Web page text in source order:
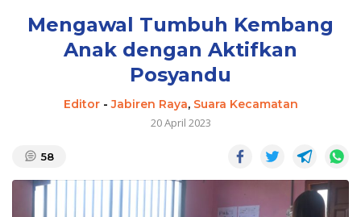
Mengawal Tumbuh Kembang
Anak dengan Aktifkan
Posyandu
Editor-Jabiren Raya, Suara Kecamatan
20 April 2023
58